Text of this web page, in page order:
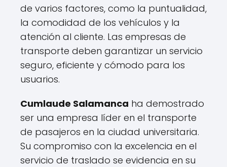
de varios factores, como la puntualidad,
la comodidad de los vehículos y la
atención al cliente. Las empresas de
transporte deben garantizar un servicio
seguro, eficiente y cómodo para los
usuarios.
Cumlaude Salamanca ha demostrado
ser una empresa líder en el transporte
de pasajeros en la ciudad universitaria.
Su compromiso con la excelencia en el
servicio de traslado se evidencia en su